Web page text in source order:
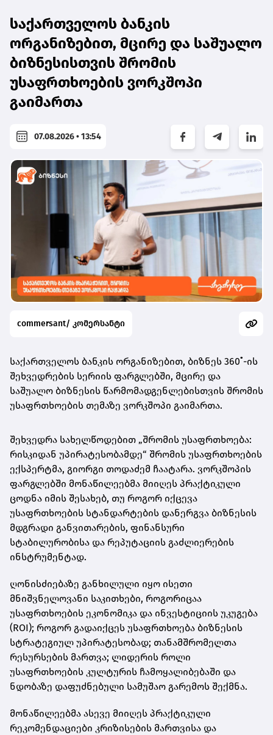
საქართველოს ბანკის
ორგანიზებით, მცირე და საშუალო
ბიზნესისთვის შრომის
უსაფრთხოების ვორკშოპი
გაიმართა
07.08.2026 • 13:54
commersant/ კომერსანტი
საქართველოს ბანკის ორგანიზებით, ბიზნეს 360˚-ის
შეხვედრების სერიის ფარგლებში, მცირე და
საშუალო ბიზნესის წარმომადგენლებისთვის შრომის
უსაფრთხოების თემაზე ვორკშოპი გაიმართა.
შეხვედრა სახელწოდებით „შრომის უსაფრთხოება:
რისკიდან უპირატესობამდე“ შრომის უსაფრთხოების
ექსპერტმა, გიორგი თოდაძემ ჩაატარა. ვორკშოპის
ფარგლებში მონაწილეებმა მიიღეს პრაქტიკული
ცოდნა იმის შესახებ, თუ როგორ იქცევა
უსაფრთხოების სტანდარტების დანერგვა ბიზნესის
მდგრადი განვითარების, ფინანსური
სტაბილურობისა და რეპუტაციის გაძლიერების
ინსტრუმენტად.
ღონისძიებაზე განხილული იყო ისეთი
მნიშვნელოვანი საკითხები, როგორიცაა
უსაფრთხოების ეკონომიკა და ინვესტიციის უკუგება
(ROI); როგორ გადაიქცეს უსაფრთხოება ბიზნესის
სტრატეგიულ უპირატესობად; თანამშრომელთა
რესურსების მართვა; ლიდერის როლი
უსაფრთხოების კულტურის ჩამოყალიბებაში და
ნდობაზე დაფუძნებული სამუშაო გარემოს შექმნა.
მონაწილეებმა ასევე მიიღეს პრაქტიკული
რეკომენდაციები კრიზისების მართვისა და